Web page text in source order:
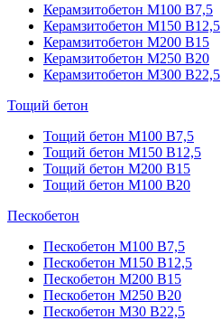
Керамзитобетон М100 В7,5
Керамзитобетон М150 В12,5
Керамзитобетон М200 В15
Керамзитобетон М250 В20
Керамзитобетон М300 В22,5
Тощий бетон
Тощий бетон М100 В7,5
Тощий бетон М150 В12,5
Тощий бетон М200 В15
Тощий бетон М100 В20
Пескобетон
Пескобетон М100 В7,5
Пескобетон М150 В12,5
Пескобетон М200 В15
Пескобетон М250 В20
Пескобетон М30 В22,5